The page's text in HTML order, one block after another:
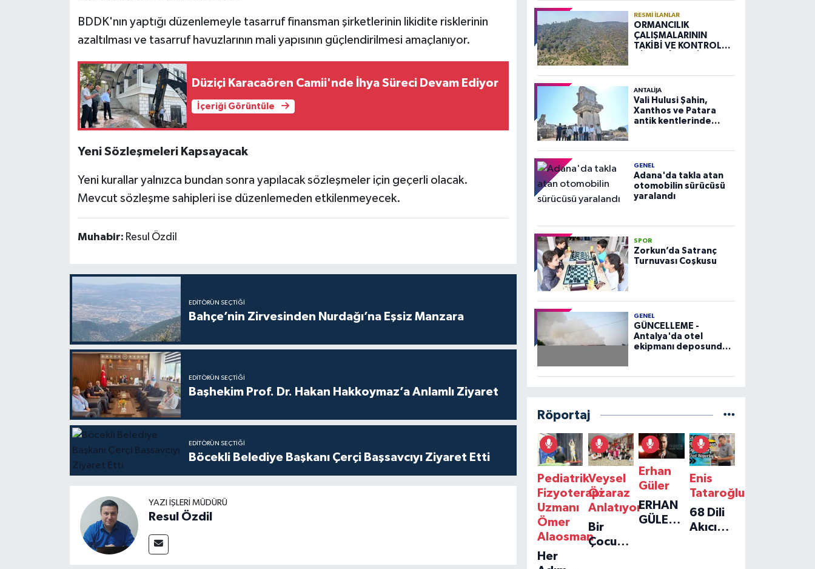
BDDK'nın yaptığı düzenlemeyle tasarruf finansman şirketlerinin likidite risklerinin
azaltılması ve tasarruf havuzlarının mali yapısının güçlendirilmesi amaçlanıyor.
Düziçi Karacaören Camii'nde İhya Süreci Devam Ediyor
İçeriği Görüntüle
Yeni Sözleşmeleri Kapsayacak
Yeni kurallar yalnızca bundan sonra yapılacak sözleşmeler için geçerli olacak.
Mevcut sözleşme sahipleri ise düzenlemeden etkilenmeyecek.
Muhabir: Resul Özdil
EDITÖRÜN SEÇTIĞI
Bahçe’nin Zirvesinden Nurdağı’na Eşsiz Manzara
EDITÖRÜN SEÇTIĞI
Başhekim Prof. Dr. Hakan Hakkoymaz’a Anlamlı Ziyaret
EDITÖRÜN SEÇTIĞI
Böcekli Belediye Başkanı Çerçi Başsavcıyı Ziyaret Etti
YAZI İŞLERI MÜDÜRÜ
Resul Özdil
RESMI İLANLAR
ORMANCILIK
ÇALIŞMALARININ
TAKİBİ VE KONTROLÜ
ANTALIJA
Vali Hulusi Şahin,
Xanthos ve Patara
antik kentlerinde
GENEL
Adana'da takla atan
otomobilin sürücüsü
yaralandı
SPOR
Zorkun’da Satranç
Turnuvası Coşkusu
GENEL
GÜNCELLEME -
Antalya'da otel
ekipmanı deposunda
Röportaj
Pediatrik
Fizyoterapi
Uzmanı
Ömer
Alaosman
Her
Veysel
Özaraz
Anlatıyor
Bir
Çocuğun
Erhan
Güler
ERHAN
GÜLER'IN
Enis
Tataroğlu
68 Dili
Akıcı